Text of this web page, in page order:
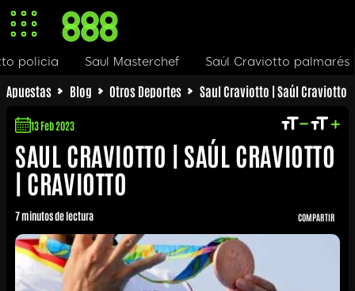
Apuestas Blog Otros Deportes Saul Craviotto | Saúl Craviotto
SAUL CRAVIOTTO | SAÚL CRAVIOTTO
| CRAVIOTTO
13 Feb 2023
7 minutos de lectura COMPARTIR
Saul Masterchef Saúl Craviotto palmarés Saúl